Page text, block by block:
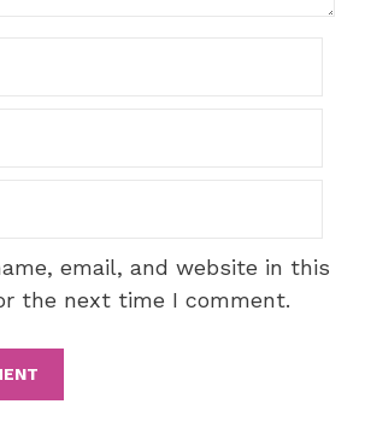
email, and website in this
the next time I comment.